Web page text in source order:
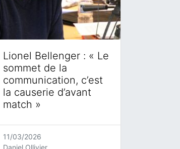
Lionel Bellenger : « Le
sommet de la
communication, c’est
la causerie d’avant
match »
11/03/2026
Daniel Ollivier